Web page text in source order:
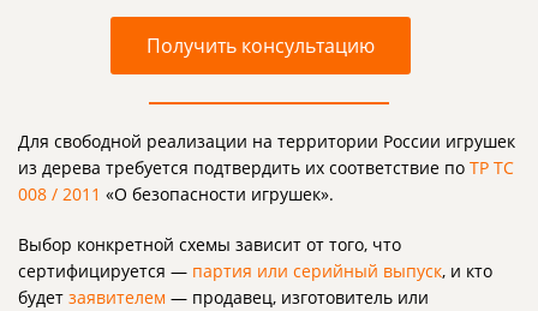
Получить консультацию
Для свободной реализации на территории России игрушек
из дерева требуется подтвердить их соответствие по ТР ТС
008 / 2011 «О безопасности игрушек».
Выбор конкретной схемы зависит от того, что
сертифицируется — партия или серийный выпуск, и кто
будет заявителем — продавец, изготовитель или